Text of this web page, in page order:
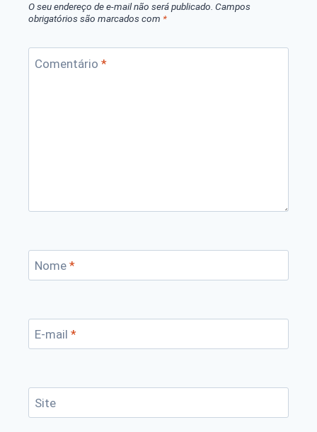
O seu endereço de e-mail não será publicado. Campos
obrigatórios são marcados com *
Comentário *
Nome *
E-mail *
Site